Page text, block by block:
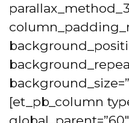
[et_pb_column